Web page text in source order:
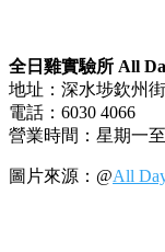
全日雞實驗所 All
地址：深水埗欽州
電話：6030 4066
營業時間：星期一
圖片來源：@All